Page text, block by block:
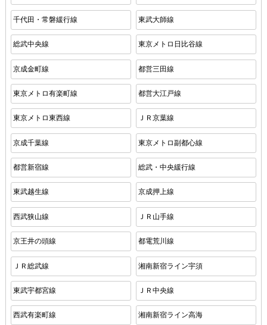
千代田・常磐緩行線 東武大師線
総武中央線 東京メトロ日比谷線
京成金町線 都営三田線
東京メトロ有楽町線 都営大江戸線
東京メトロ東西線 ＪＲ京葉線
京成千葉線 東京メトロ副都心線
都営新宿線 総武・中央緩行線
東武越生線 京成押上線
西武狭山線 ＪＲ山手線
京王井の頭線 都電荒川線
ＪＲ総武線 湘南新宿ライン宇須
東武宇都宮線 ＪＲ中央線
西武有楽町線 湘南新宿ライン高海